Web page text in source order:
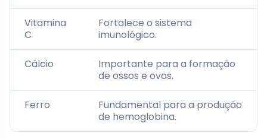
Vitamina
C
Fortalece o sistema
imunológico.
Cálcio
Importante para a formação
de ossos e ovos.
Ferro
Fundamental para a produção
de hemoglobina.